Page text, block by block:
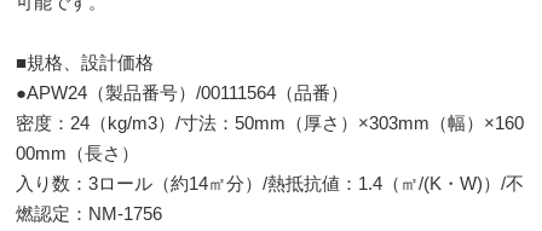
■規格、設計価格
●APW24（製品番号）/00111564（品番）
密度：24（kg/m3）/寸法：50mm（厚さ）×303mm（幅）×160
00mm（長さ）
入り数：3ロール（約14㎡分）/熱抵抗値：1.4（㎡/(K・W)）/不
燃認定：NM-1756